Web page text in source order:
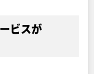
ビスが